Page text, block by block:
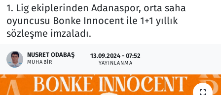
1. Lig ekiplerinden Adanaspor, orta saha
oyuncusu Bonke Innocent ile 1+1 yıllık
sözleşme imzaladı.
NUSRET ODABAŞ
MUHABIR
13.09.2024 - 07:52
YAYINLANMA
Kurumsal Haberler
Lezzet Durağı
Memur ve Kamu
Otomobil